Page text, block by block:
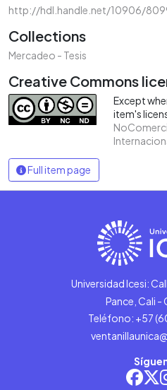
http://hdl.handle.net/10906/
Collections
Mercadeo - Tesis
Creative Commons
Except
item's
Full item page
Universidad Icesi:
Pance, Cali
Teléfono: +57